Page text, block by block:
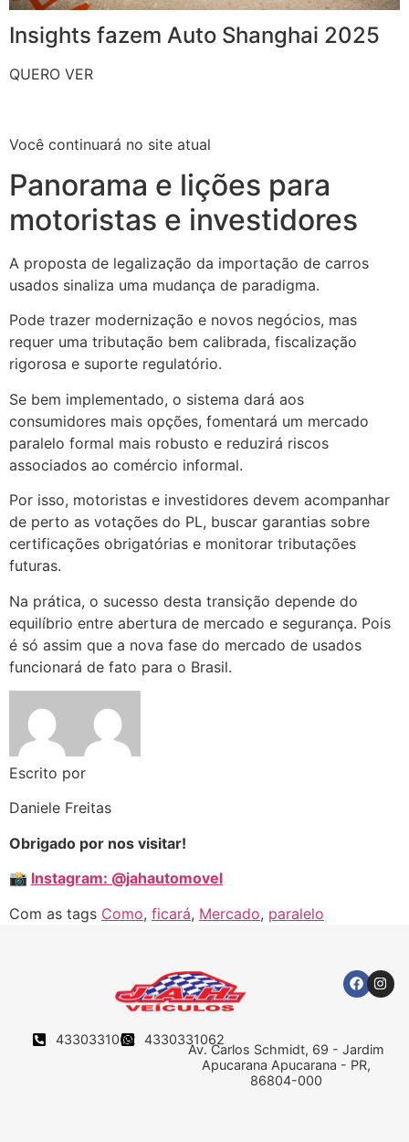
Insights fazem Auto Shanghai 2025
QUERO VER
Você continuará no site atual
Panorama e lições para
motoristas e investidores
A proposta de legalização da importação de carros
usados sinaliza uma mudança de paradigma.
Pode trazer modernização e novos negócios, mas
requer uma tributação bem calibrada, fiscalização
rigorosa e suporte regulatório.
Se bem implementado, o sistema dará aos
consumidores mais opções, fomentará um mercado
paralelo formal mais robusto e reduzirá riscos
associados ao comércio informal.
Por isso, motoristas e investidores devem acompanhar
de perto as votações do PL, buscar garantias sobre
certificações obrigatórias e monitorar tributações
futuras.
Na prática, o sucesso desta transição depende do
equilíbrio entre abertura de mercado e segurança. Pois
é só assim que a nova fase do mercado de usados
funcionará de fato para o Brasil.
Escrito por
Daniele Freitas
Obrigado por nos visitar!
📸 Instagram: @jahautomovel
Com as tags Como, ficará, Mercado, paralelo
4330331062 4330331062
Av. Carlos Schmidt, 69 - Jardim
Apucarana Apucarana - PR,
86804-000